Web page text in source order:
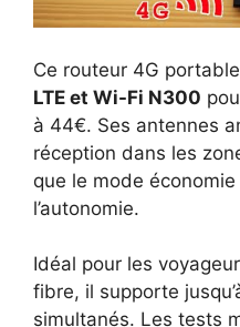
Ce routeur 4G
LTE et Wi-Fi N300
à 44€. Ses antennes
réception dans les
que le mode économie
l’autonomie.
Idéal pour les
fibre, il supporte
simultanés. Les tests